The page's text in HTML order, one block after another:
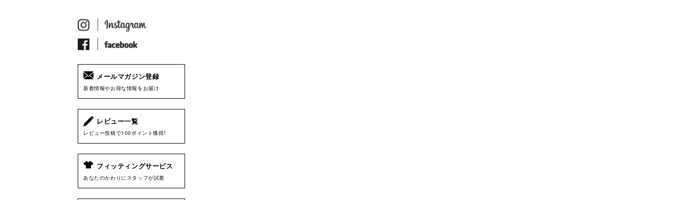
メールマガジン登録
新着情報やお得な情報をお届け
レビュー一覧
レビュー投稿で100ポイント獲得!
フィッティングサービス
あなたのかわりにスタッフが試着